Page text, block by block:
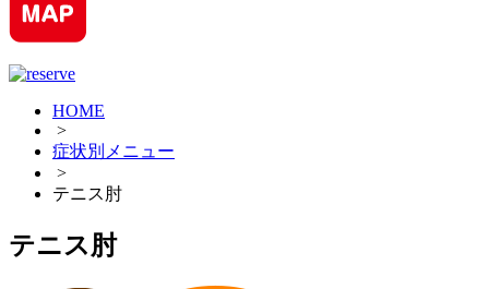
HOME
>
症状別メニュー
>
テニス肘
テニス肘